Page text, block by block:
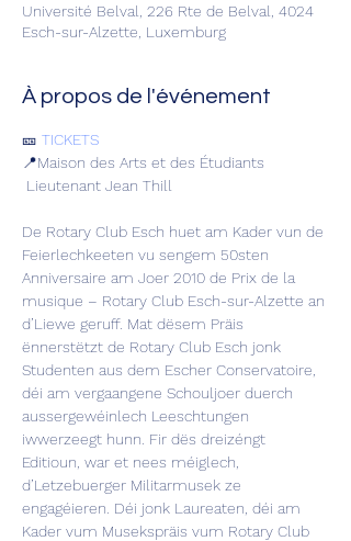
Université Belval, 226 Rte de Belval, 4024
Esch-sur-Alzette, Luxemburg
À propos de l'événement
🎫 TICKETS
📍Maison des Arts et des Étudiants
De Rotary Club Esch huet am Kader vun de
Feierlechkeeten vu sengem 50sten
Anniversaire am Joer 2010 de Prix de la
musique – Rotary Club Esch-sur-Alzette an
d’Liewe geruff. Mat dësem Präis
ënnerstëtzt de Rotary Club Esch jonk
Studenten aus dem Escher Conservatoire,
déi am vergaangene Schouljoer duerch
aussergewéinlech Leeschtungen
iwwerzeegt hunn. Fir dës dreizéngt
Editioun, war et nees méiglech,
d’Letzebuerger Militarmusek ze
engagéieren. Déi jonk Laureaten, déi am
Kader vum Musekspräis vum Rotary Club